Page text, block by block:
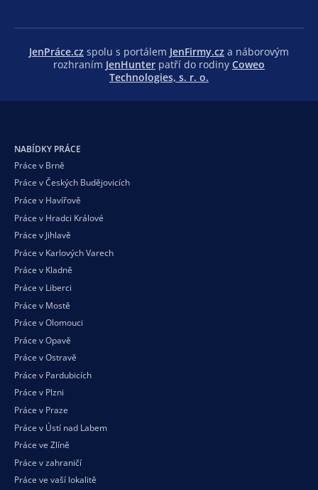
JenPráce.cz spolu s portálem JenFirmy.cz a náborovým
rozhraním JenHunter patří do rodiny Coweo
Technologies, s. r. o.
NABÍDKY PRÁCE
Práce v Brně
Práce v Českých Budějovicích
Práce v Havířově
Práce v Hradci Králové
Práce v Jihlavě
Práce v Karlových Varech
Práce v Kladně
Práce v Liberci
Práce v Mostě
Práce v Olomouci
Práce v Opavě
Práce v Ostravě
Práce v Pardubicích
Práce v Plzni
Práce v Praze
Práce v Ústí nad Labem
Práce ve Zlíně
Práce v zahraničí
Práce ve vaší lokalitě